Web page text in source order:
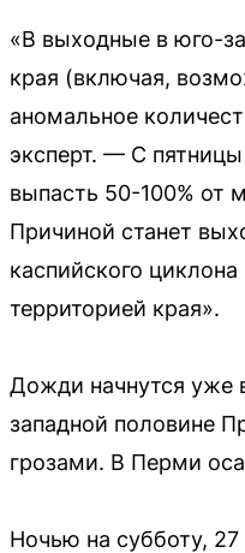
«В выходные в юго-
края (включая,
аномальное
эксперт. — С
выпасть 50-100% от
Причиной станет
каспийского
территорией края».
Дожди начнутся уже
западной половине
грозами. В Перми
Ночью на субботу,